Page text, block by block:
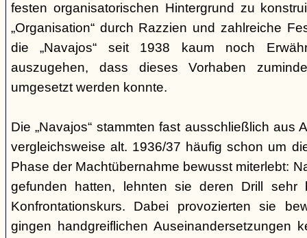
festen organisatorischen Hintergrund zu
„Organisation“ durch Razzien und zahlreiche
die „Navajos“ seit 1938 kaum noch
auszugehen, dass dieses Vorhaben
umgesetzt werden konnte.
Die „Navajos“ stammten fast ausschließlich aus
vergleichsweise alt. 1936/37 häufig schon um
Phase der Machtübernahme bewusst miterlebt:
gefunden hatten, lehnten sie deren Drill
Konfrontationskurs. Dabei provozierten sie
gingen handgreiflichen Auseinandersetzungen